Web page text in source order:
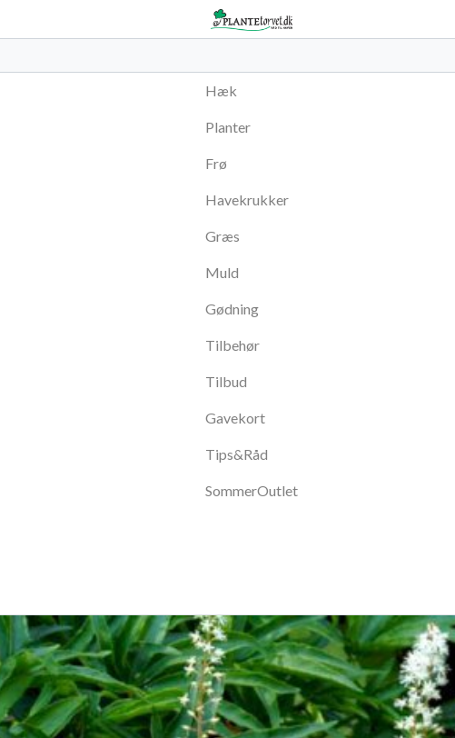
Hæk
Planter
Frø
Havekrukker
Græs
Muld
Gødning
Tilbehør
Tilbud
Gavekort
Tips&Råd
SommerOutlet